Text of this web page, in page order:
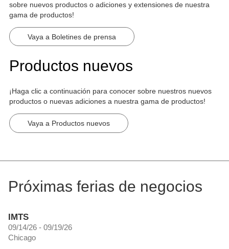
sobre nuevos productos o adiciones y extensiones de nuestra
gama de productos!
Vaya a Boletines de prensa
Productos nuevos
¡Haga clic a continuación para conocer sobre nuestros nuevos
productos o nuevas adiciones a nuestra gama de productos!
Vaya a Productos nuevos
Próximas ferias de negocios
IMTS
09/14/26 - 09/19/26
Chicago